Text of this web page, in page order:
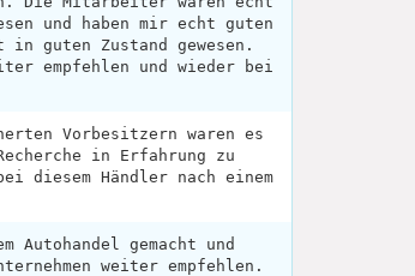
und haben mir echt guten
in guten Zustand gewesen.
empfehlen und wieder bei
Vorbesitzern waren es
in Erfahrung zu
diesem Händler nach einem
Autohandel gemacht und
weiter empfehlen.